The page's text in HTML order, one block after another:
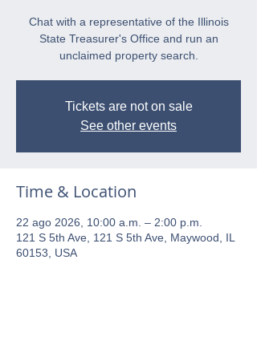
Chat with a representative of the Illinois
State Treasurer's Office and run an
unclaimed property search.
Tickets are not on sale
See other events
Time & Location
22 ago 2026, 10:00 a.m. – 2:00 p.m.
121 S 5th Ave, 121 S 5th Ave, Maywood, IL
60153, USA